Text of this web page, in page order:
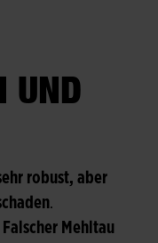
UND
robust, aber
.
Mehltau